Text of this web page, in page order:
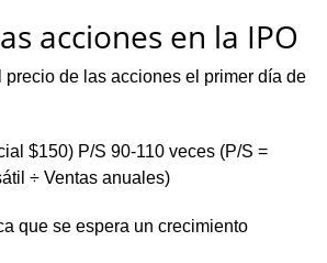
acciones en la IPO
precio de las acciones el primer día de
$150) P/S 90-110 veces (P/S =
÷ Ventas anuales)
que se espera un crecimiento